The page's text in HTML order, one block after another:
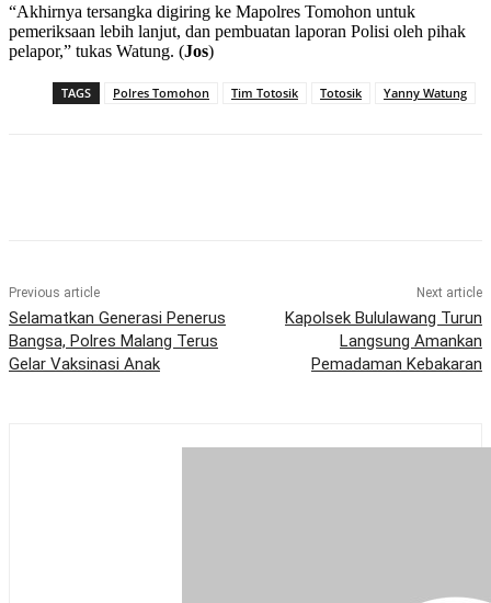
“Akhirnya tersangka digiring ke Mapolres Tomohon untuk
pemeriksaan lebih lanjut, dan pembuatan laporan Polisi oleh pihak
pelapor,” tukas Watung. (Jos)
TAGS Polres Tomohon Tim Totosik Totosik Yanny Watung
Previous article
Selamatkan Generasi Penerus
Bangsa, Polres Malang Terus
Gelar Vaksinasi Anak
Next article
Kapolsek Bululawang Turun
Langsung Amankan
Pemadaman Kebakaran